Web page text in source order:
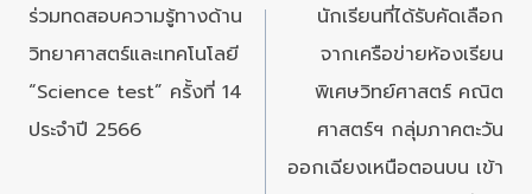
ร่วมทดสอบความรู้ทางด้าน
วิทยาศาสตร์และเทคโนโลยี
“Science test” ครั้งที่ 14
ประจำปี 2566
นักเรียนที่ได้รับคัดเลือก
จากเครือข่ายห้องเรียน
พิเศษวิทย์ศาสตร์ คณิต
ศาสตร์ฯ กลุ่มภาคตะวัน
ออกเฉียงเหนือตอนบน เข้า